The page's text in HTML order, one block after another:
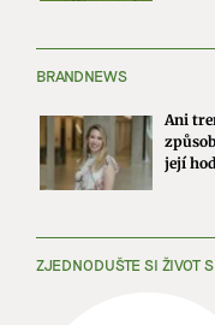
BRANDNEWS
Ani
její
ZJEDNODUŠTE SI ŽIVOT